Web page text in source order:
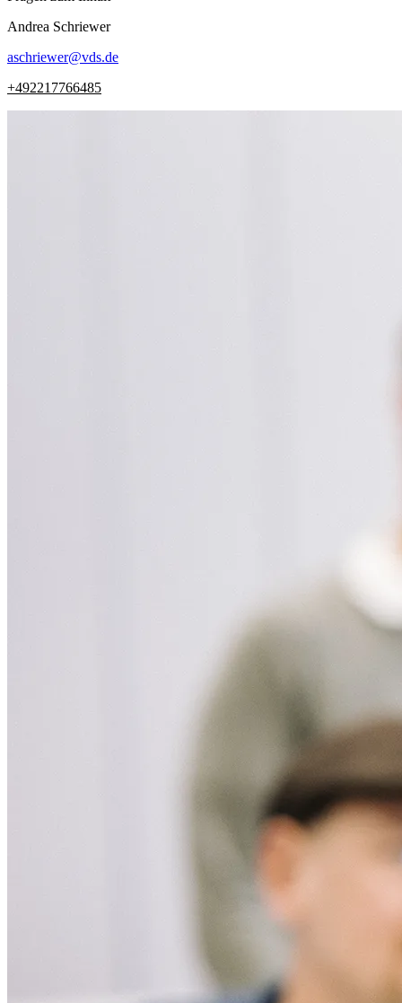
Andrea Schriewer
aschriewer@vds.de
+492217766485